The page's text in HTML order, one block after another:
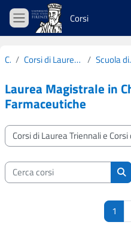
Vai al contenuto principale
Pannello laterale
Corsi
Corsi Corsi di Laurea Triennali e Corsi di Laurea Magistrali
Laurea Magistrale in
Farmaceutiche
Categorie di corso
Cerca corsi
1